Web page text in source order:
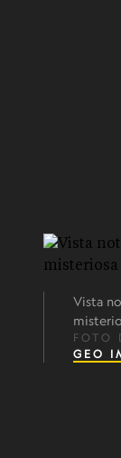
Vista
FOTO
GEO